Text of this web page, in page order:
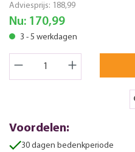
Adviesprijs: 188,99
Nu: 170,99
3 - 5 werkdagen
Voordelen:
30 dagen bedenkperiode